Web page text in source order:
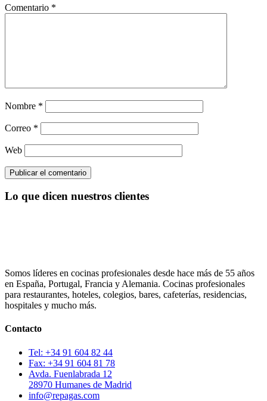
Comentario *
Nombre *
Correo *
Web
Lo que dicen nuestros clientes
Somos líderes en cocinas profesionales desde hace más de 55 años
en España, Portugal, Francia y Alemania. Cocinas profesionales
para restaurantes, hoteles, colegios, bares, cafeterías, residencias,
hospitales y mucho más.
Contacto
Tel: +34 91 604 82 44
Fax: +34 91 604 81 78
Avda. Fuenlabrada 12
28970 Humanes de Madrid
info@repagas.com